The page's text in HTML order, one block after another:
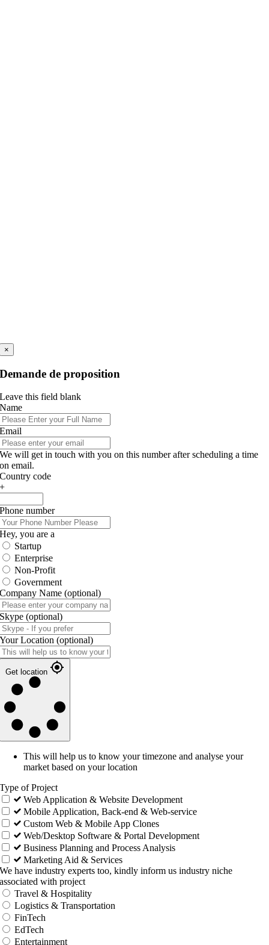
×
Demande de proposition
Leave this field blank
Name
Email
We will get in touch with you on this number after scheduling a time
on email.
Country code
+
Phone number
Hey, you are a
Startup
Enterprise
Non-Profit
Government
Company Name (optional)
Skype (optional)
Your Location (optional)
Get location
This will help us to know your timezone and analyse your
market based on your location
Type of Project
Web Application & Website Development
Mobile Application, Back-end & Web-service
Custom Web & Mobile App Clones
Web/Desktop Software & Portal Development
Business Planning and Process Analysis
Marketing Aid & Services
We have industry experts too, kindly inform us industry niche
associated with project
Travel & Hospitality
Logistics & Transportation
FinTech
EdTech
Entertainment